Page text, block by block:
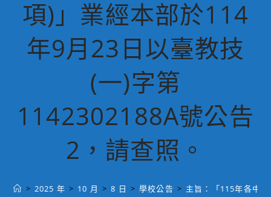
項)」業經本部於114
年9月23日以臺教技
(一)字第
1142302188A號公告
2，請查照。
> 2025 年 > 10 月 > 8 日 > 學校公告 > 主旨：「115年各中